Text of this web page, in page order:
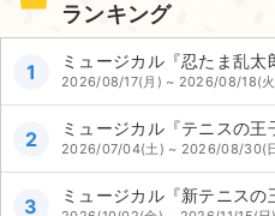
ランキング
1 ミュージカル『忍たま乱
2026/08/17(月) ~ 2026/08/18(
2 2026/07/04(土) ~ 2026/08/30(
3